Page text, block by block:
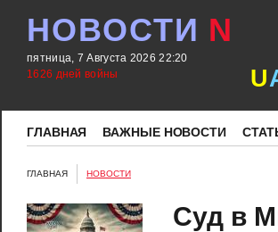
НОВОСТИ N
пятница, 7 Августа 2026 22:20
1626 дней войны
U
ГЛАВНАЯ ВАЖНЫЕ НОВОСТИ
ГЛАВНАЯ НОВОСТИ
Суд в